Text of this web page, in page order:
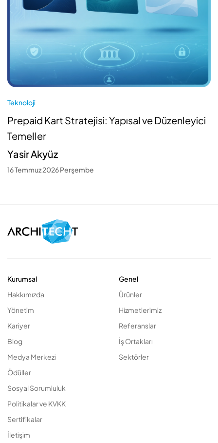
Teknoloji
Prepaid Kart Stratejisi: Yapısal ve Düzenleyici
Temeller
Yasir Akyüz
16 Temmuz 2026 Perşembe
Kurumsal
Hakkımızda
Yönetim
Kariyer
Blog
Medya Merkezi
Ödüller
Sosyal Sorumluluk
Politikalar ve KVKK
Sertifikalar
İletişim
Genel
Ürünler
Hizmetlerimiz
Referanslar
İş Ortakları
Sektörler